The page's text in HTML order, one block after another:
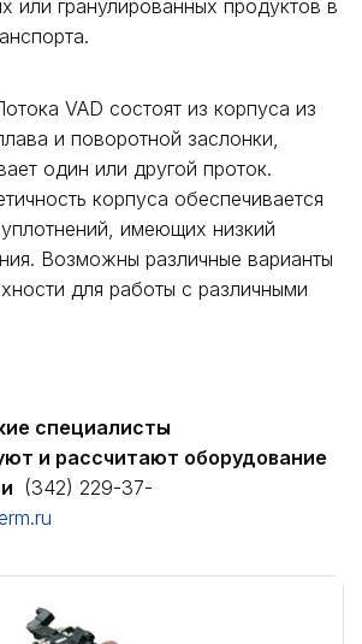
или гранулированных продуктов в
VAD состоят из корпуса из
и поворотной заслонки,
один или другой проток.
корпуса обеспечивается
имеющих низкий
Возможны различные варианты
для работы с различными
специалисты
и рассчитают оборудование
(342) 229-37-